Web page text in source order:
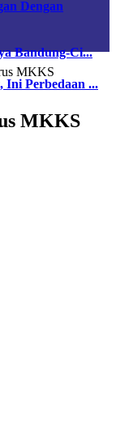
Dengan
Bandung-Ci...
Ini Perbedaan ...
MKKS
MKKS